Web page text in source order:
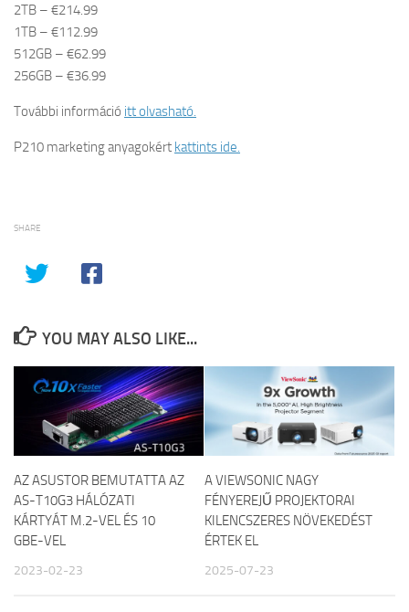
2TB – €214.99
1TB – €112.99
512GB – €62.99
256GB – €36.99
További információ itt olvasható.
P210 marketing anyagokért kattints ide.
SHARE
YOU MAY ALSO LIKE...
AZ ASUSTOR BEMUTATTA AZ
AS-T10G3 HÁLÓZATI
KÁRTYÁT M.2-VEL ÉS 10
GBE-VEL
2023-02-23
A VIEWSONIC NAGY
FÉNYEREJŰ PROJEKTORAI
KILENCSZERES NÖVEKEDÉST
ÉRTEK EL
2025-07-23